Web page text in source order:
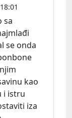
sa
se onda
kao
i istru
iza